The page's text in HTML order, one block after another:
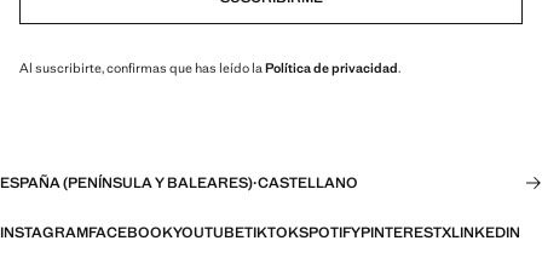
Al suscribirte, confirmas que has leído la Política de privacidad.
ESPAÑA (PENÍNSULA Y BALEARES)·CASTELLANO
INSTAGRAMFACEBOOKYOUTUBETIKTOKSPOTIFYPINTERESTXLINKEDIN